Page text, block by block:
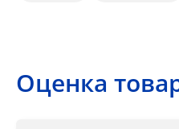
Оценка